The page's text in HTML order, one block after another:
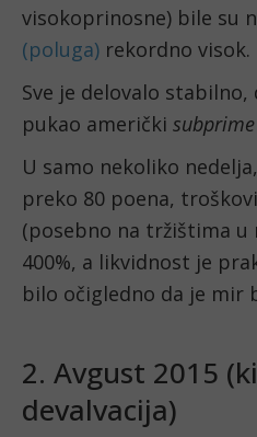
visokoprinosne) bile su
(poluga) rekordno visok.
Sve je delovalo
pukao američki subprime
U samo nekoliko
preko 80 poena,
(posebno na tržištima u
400%, a likvidnost je
bilo očigledno da je mir
2. Avgust 2015
devalvacija)